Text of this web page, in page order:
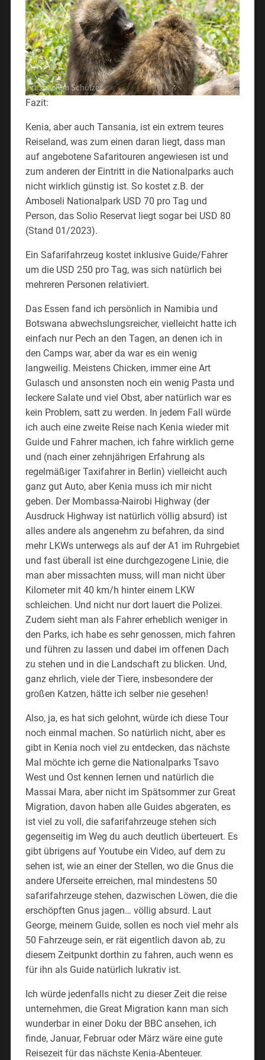
Fazit:
Kenia, aber auch Tansania, ist ein extrem teures
Reiseland, was zum einen daran liegt, dass man
auf angebotene Safaritouren angewiesen ist und
zum anderen der Eintritt in die Nationalparks auch
nicht wirklich günstig ist. So kostet z.B. der
Amboseli Nationalpark USD 70 pro Tag und
Person, das Solio Reservat liegt sogar bei USD 80
(Stand 01/2023).
Ein Safarifahrzeug kostet inklusive Guide/Fahrer
um die USD 250 pro Tag, was sich natürlich bei
mehreren Personen relativiert.
Das Essen fand ich persönlich in Namibia und
Botswana abwechslungsreicher, vielleicht hatte ich
einfach nur Pech an den Tagen, an denen ich in
den Camps war, aber da war es ein wenig
langweilig. Meistens Chicken, immer eine Art
Gulasch und ansonsten noch ein wenig Pasta und
leckere Salate und viel Obst, aber natürlich war es
kein Problem, satt zu werden. In jedem Fall würde
ich auch eine zweite Reise nach Kenia wieder mit
Guide und Fahrer machen, ich fahre wirklich gerne
und (nach einer zehnjährigen Erfahrung als
regelmäßiger Taxifahrer in Berlin) vielleicht auch
ganz gut Auto, aber Kenia muss ich mir nicht
geben. Der Mombassa-Nairobi Highway (der
Ausdruck Highway ist natürlich völlig absurd) ist
alles andere als angenehm zu befahren, da sind
mehr LKWs unterwegs als auf der A1 im Ruhrgebiet
und fast überall ist eine durchgezogene Linie, die
man aber missachten muss, will man nicht über
Kilometer mit 40 km/h hinter einem LKW
schleichen. Und nicht nur dort lauert die Polizei.
Zudem sieht man als Fahrer erheblich weniger in
den Parks, ich habe es sehr genossen, mich fahren
und führen zu lassen und dabei im offenen Dach
zu stehen und in die Landschaft zu blicken. Und,
ganz ehrlich, viele der Tiere, insbesondere der
großen Katzen, hätte ich selber nie gesehen!
Also, ja, es hat sich gelohnt, würde ich diese Tour
noch einmal machen. So natürlich nicht, aber es
gibt in Kenia noch viel zu entdecken, das nächste
Mal möchte ich gerne die Nationalparks Tsavo
West und Ost kennen lernen und natürlich die
Massai Mara, aber nicht im Spätsommer zur Great
Migration, davon haben alle Guides abgeraten, es
ist viel zu voll, die safarifahrzeuge stehen sich
gegenseitig im Weg du auch deutlich überteuert. Es
gibt übrigens auf Youtube ein Video, auf dem zu
sehen ist, wie an einer der Stellen, wo die Gnus die
andere Uferseite erreichen, mal mindestens 50
safarifahrzeuge stehen, dazwischen Löwen, die die
erschöpften Gnus jagen… völlig absurd. Laut
George, meinem Guide, sollen es noch viel mehr als
50 Fahrzeuge sein, er rät eigentlich davon ab, zu
diesem Zeitpunkt dorthin zu fahren, auch wenn es
für ihn als Guide natürlich lukrativ ist.
Ich würde jedenfalls nicht zu dieser Zeit die reise
unternehmen, die Great Migration kann man sich
wunderbar in einer Doku der BBC ansehen, ich
finde, Januar, Februar oder März wäre eine gute
Reisezeit für das nächste Kenia-Abenteuer.